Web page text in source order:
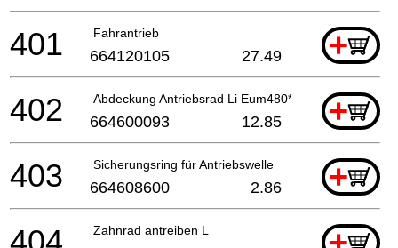
Fahrantrieb +
401 664120105 27.49
Abdeckung Antriebsrad Li Eum480* +
402 664600093 12.85
Sicherungsring für Antriebswelle +
403 664608600 2.86
Zahnrad antreiben L